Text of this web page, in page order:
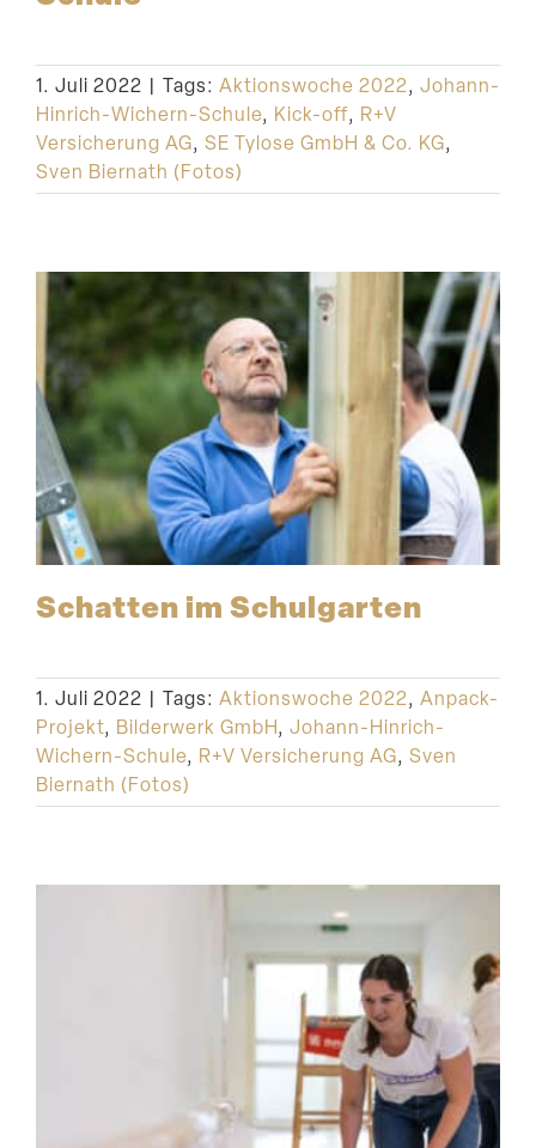
1. Juli 2022 | Tags: Aktionswoche 2022, Johann-
Hinrich-Wichern-Schule, Kick-off, R+V
Versicherung AG, SE Tylose GmbH & Co. KG,
Sven Biernath (Fotos)
Schatten im Schulgarten
1. Juli 2022 | Tags: Aktionswoche 2022, Anpack-
Projekt, Bilderwerk GmbH, Johann-Hinrich-
Wichern-Schule, R+V Versicherung AG, Sven
Biernath (Fotos)